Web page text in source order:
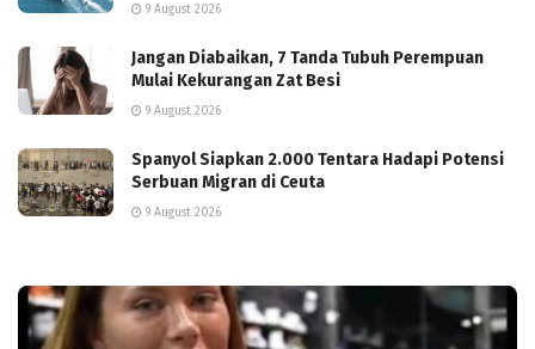
9 August 2026
Jangan Diabaikan, 7 Tanda Tubuh Perempuan
Mulai Kekurangan Zat Besi
9 August 2026
Spanyol Siapkan 2.000 Tentara Hadapi Potensi
Serbuan Migran di Ceuta
9 August 2026